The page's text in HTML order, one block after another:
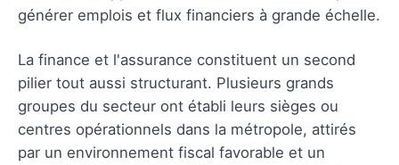
générer emplois et flux financiers à grande échelle.
La finance et l'assurance constituent un second
pilier tout aussi structurant. Plusieurs grands
groupes du secteur ont établi leurs sièges ou
centres opérationnels dans la métropole, attirés
par un environnement fiscal favorable et un